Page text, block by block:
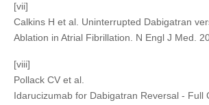
[vii]
Calkins H et al. Uninterrupted Dabigatran
Ablation in Atrial Fibrillation. N Engl J Med.
[viii]
Pollack CV et al.
Idarucizumab for Dabigatran Reversal - Full